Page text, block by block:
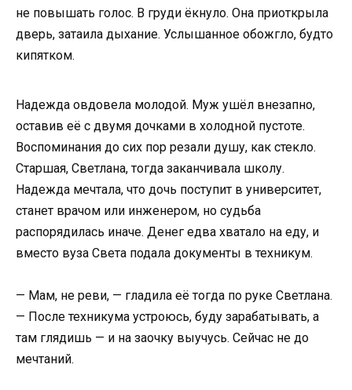
не повышать голос. В груди ёкнуло. Она приоткрыла
дверь, затаила дыхание. Услышанное обожгло, будто
кипятком.
Надежда овдовела молодой. Муж ушёл внезапно,
оставив её с двумя дочками в холодной пустоте.
Воспоминания до сих пор резали душу, как стекло.
Старшая, Светлана, тогда заканчивала школу.
Надежда мечтала, что дочь поступит в университет,
станет врачом или инженером, но судьба
распорядилась иначе. Денег едва хватало на еду, и
вместо вуза Света подала документы в техникум.
— Мам, не реви, — гладила её тогда по руке Светлана.
— После техникума устроюсь, буду зарабатывать, а
там глядишь — и на заочку выучусь. Сейчас не до
мечтаний.